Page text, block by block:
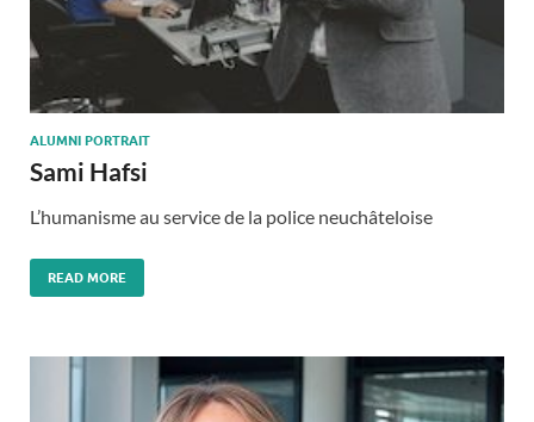
ALUMNI PORTRAIT
Sami Hafsi
L’humanisme au service de la police neuchâteloise
READ MORE